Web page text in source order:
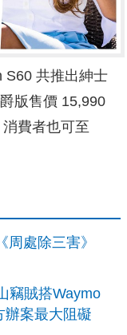
S60 共推出紳士
版售價 15,990
費者也可至
周處除三害》
竊賊搭Waymo
辦案最大阻礙